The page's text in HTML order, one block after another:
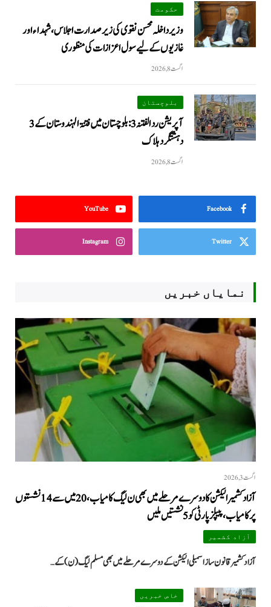
حکومت
وزیرداخلہ محسن نقوی کی زیر صدارت اجلاس، شہداء اور
غازیوں کے لیے سول اعزازات کی منظوری
اگست 8, 2026
بلوچستان
آپریشن رد الفتنہ 3: بلوچستان میں فتنۃ الہندوستان کے 3
دہشتگرد ہلاک
اگست 8, 2026
Facebook
YouTube
Twitter
Instagram
نمایاں خبریں
اگست 3, 2026
آزاد کشمیر الیکشن کا دوسرے مرحلے میں بھی ن لیگ کامیاب، 20 میں سے 14 نشستوں
پر کامیاب، پیپلزپارٹی کو 5 نشستیں ملیں
آزاد کشمیر
آزاد کشمیر قانون ساز اسمبلی الیکشن کے دوسرے مرحلے میں بھی مسلم لیگ (ن) کے…
خاص خبریں